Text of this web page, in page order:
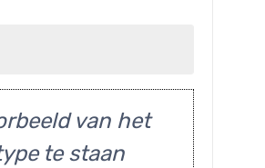
van het
te staan